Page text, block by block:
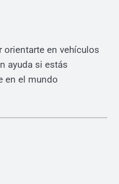
en vehículos
ayuda si estás
en el mundo